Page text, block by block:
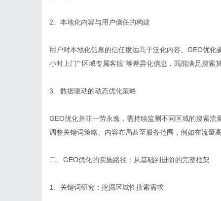
2、本地化内容与用户信任的构建
用户对本地化信息的信任度远高于泛化内容。GEO优
小时上门”“区域专属客服”等差异化信息，既能满足搜
3、数据驱动的动态优化策略
GEO优化并非一劳永逸，需持续监测不同区域的搜索
调整关键词策略、内容布局甚至服务范围，例如在流量
二、GEO优化的实施路径：从基础到进阶的完整框架
1、关键词研究：挖掘区域性搜索需求